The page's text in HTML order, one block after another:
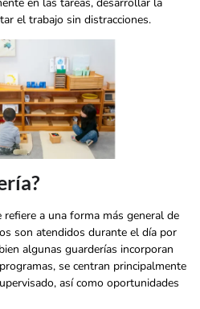
en las tareas, desarrollar la
el trabajo sin distracciones.
a una forma más general de
son atendidos durante el día por
algunas guarderías incorporan
se centran principalmente
así como oportunidades